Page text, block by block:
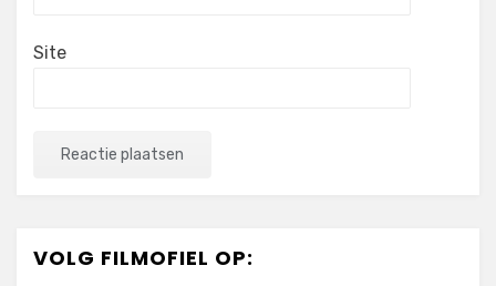
Site
VOLG FILMOFIEL OP: